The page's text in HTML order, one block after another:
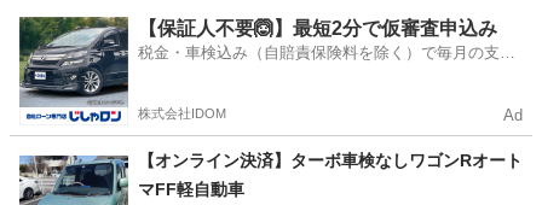
栃木 佐野市 エブリイ エブリバン
【保証人不要🙆】最短2分で仮審査申込み
税金・車検込み（自賠責保険料を除く）で毎月の支払
株式会社IDOM Ad
【オンライン決済】ターボ車検なしワゴンRオート
マFF軽自動車